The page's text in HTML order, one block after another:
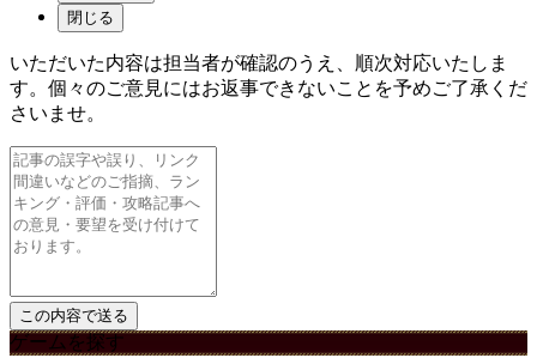
閉じる
いただいた内容は担当者が確認のうえ、順次対応いたしま
す。個々のご意見にはお返事できないことを予めご了承くだ
さいませ。
ゲームを探す